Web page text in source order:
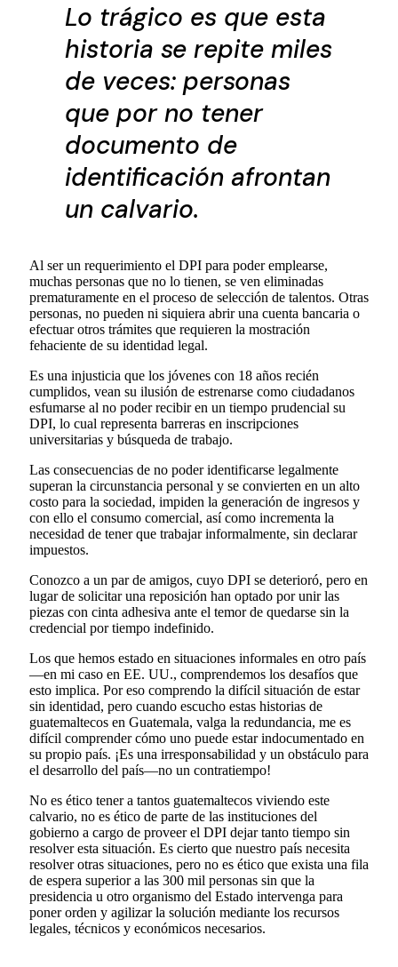
Lo trágico es que esta
historia se repite miles
de veces: personas
que por no tener
documento de
identificación afrontan
un calvario.
Al ser un requerimiento el DPI para poder emplearse,
muchas personas que no lo tienen, se ven eliminadas
prematuramente en el proceso de selección de talentos. Otras
personas, no pueden ni siquiera abrir una cuenta bancaria o
efectuar otros trámites que requieren la mostración
fehaciente de su identidad legal.
Es una injusticia que los jóvenes con 18 años recién
cumplidos, vean su ilusión de estrenarse como ciudadanos
esfumarse al no poder recibir en un tiempo prudencial su
DPI, lo cual representa barreras en inscripciones
universitarias y búsqueda de trabajo.
Las consecuencias de no poder identificarse legalmente
superan la circunstancia personal y se convierten en un alto
costo para la sociedad, impiden la generación de ingresos y
con ello el consumo comercial, así como incrementa la
necesidad de tener que trabajar informalmente, sin declarar
impuestos.
Conozco a un par de amigos, cuyo DPI se deterioró, pero en
lugar de solicitar una reposición han optado por unir las
piezas con cinta adhesiva ante el temor de quedarse sin la
credencial por tiempo indefinido.
Los que hemos estado en situaciones informales en otro país
—en mi caso en EE. UU., comprendemos los desafíos que
esto implica. Por eso comprendo la difícil situación de estar
sin identidad, pero cuando escucho estas historias de
guatemaltecos en Guatemala, valga la redundancia, me es
difícil comprender cómo uno puede estar indocumentado en
su propio país. ¡Es una irresponsabilidad y un obstáculo para
el desarrollo del país—no un contratiempo!
No es ético tener a tantos guatemaltecos viviendo este
calvario, no es ético de parte de las instituciones del
gobierno a cargo de proveer el DPI dejar tanto tiempo sin
resolver esta situación. Es cierto que nuestro país necesita
resolver otras situaciones, pero no es ético que exista una fila
de espera superior a las 300 mil personas sin que la
presidencia u otro organismo del Estado intervenga para
poner orden y agilizar la solución mediante los recursos
legales, técnicos y económicos necesarios.